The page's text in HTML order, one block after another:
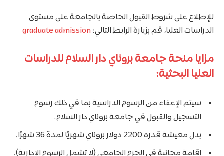
للإطلاع على شروط القبول الخاصة بالجامعة على مستوى
الدراسات العليا، قم بزيارة الرابط التالي:graduate admission
مزايا منحة جامعة بروناي دار السلام للدراسات
العليا البحثية:
سيتم الإعفاء من الرسوم الدراسية بما في ذلك رسوم
التسجيل والقبول في جامعة بروناي دار السلام.
بدل معيشة قدره 2200 دولار بروناي شهريًا لمدة 36 شهرًا.
إقامة مجانية في الحرم الجامعي (لا تشمل الرسوم الإدارية).